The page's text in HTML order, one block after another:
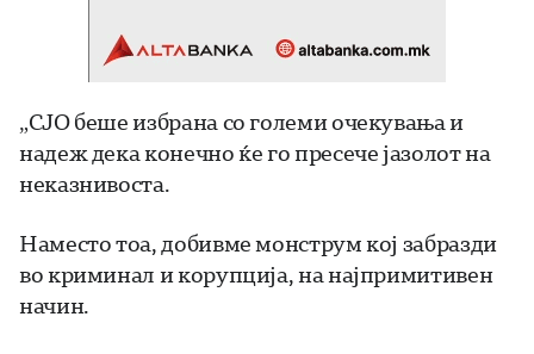
„СЈО беше избрана со големи очекувања и
надеж дека конечно ќе го пресече јазолот на
неказнивоста.
Наместо тоа, добивме монструм кој забразди
во криминал и корупција, на најпримитивен
начин.